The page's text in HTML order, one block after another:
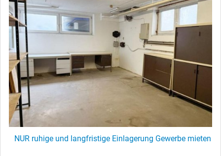
NUR ruhige und langfristige Einlagerung Gewerbe mieten